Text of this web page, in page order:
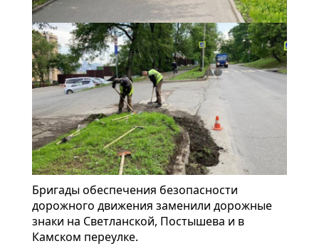
Бригады обеспечения безопасности
дорожного движения заменили дорожные
знаки на Светланской, Постышева и в
Камском переулке.